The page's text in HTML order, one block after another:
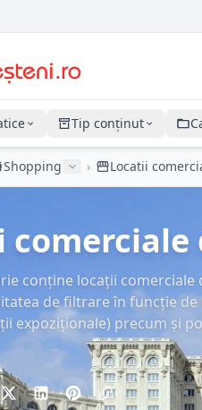
Tip conținut
Shopping › Locatii
conține locații
de filtrare în funcție
expoziționale) precum și